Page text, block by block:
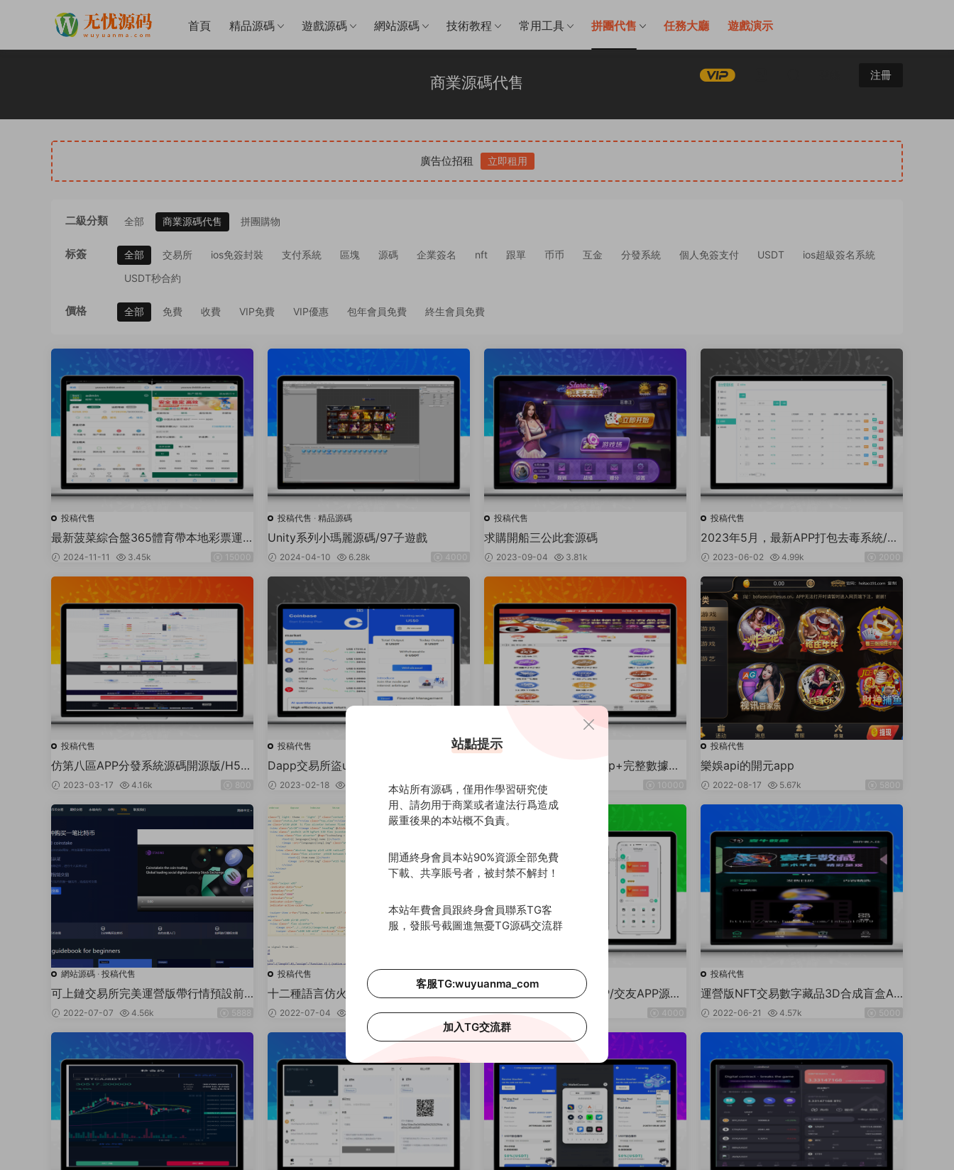
首頁 精品源碼 遊戲源碼 網站源碼 技術教程 常用工具 拼團代售 任務大廳 遊戲演示
注冊
商業源碼代售
廣告位招租 立即租用
二級分類 全部 商業源碼代售 拼團購物
标簽 全部 交易所 ios免簽封裝 支付系統 區塊 源碼 企業簽名 nft 跟單 币币 互金 分發系統 個人免簽支付 USDT
ios超級簽名系統
USDT秒合約
價格 全部 免費 收費 VIP免費 VIP優惠 包年會員免費 終生會員免費
投稿代售
最新菠菜綜合盤365體育帶本地彩票運
營級别源代碼
2024-11-11 3.45k 15000
投稿代售 · 精品源碼
Unity系列小瑪麗源碼/97子遊戲
2024-04-10 6.28k 4000
投稿代售
求購開船三公此套源碼
2023-09-04 3.81k
投稿代售
2023年5月，最新APP打包去毒系統/解
決app誤報毒/可打包app可上傳apk/自
動實現5分鍾随機更換包名和簽名V1+V2
+V3+V4簽名
2023-06-02 4.99k 2000
投稿代售
仿第八區APP分發系統源碼開源版/H5一
鍵封裝/ios免簽封裝/企業簽名/超及簽名
2023-03-17 4.16k 800
投稿代售
Dapp交易所盜u源碼/理财量化質押源
碼/多語言/uniapp/多功能源碼/K線價格/
自帶提币
2023-02-18 24000
投稿代售
二開彩票源碼/前端uniapp+完整數據
+新UI+全部私彩+控制彩種+定制開發
+完美運行
2023-02-18 10000
投稿代售
樂娛api的開元app
2022-08-17 5.67k 5800
網站源碼 · 投稿代售
可上鏈交易所完美運營版帶行情預設前
端後端代理端純源碼
2022-07-07 4.56k 5888
投稿代售
十二種語言仿火币交易所帶vue源碼 合
約 秒合約 期權 質押挖礦/帶k線預設/帶
山寨币行情走勢。ieo認購等等
2022-07-04 3888
IM即時通訊聊天社交APP/交友APP源碼
視頻聊天/三端/高仿VX/聊天語音視頻帶
短視頻
2022-06-21 5.38k 4000
投稿代售
運營版NFT交易數字藏品3D合成盲盒AP
P系統源碼/去中心化藝術品二級市場商
城
2022-06-21 4.57k 5000
站點提示
本站所有源碼，僅用作學習研究使
用、請勿用于商業或者違法行爲造成
嚴重後果的本站概不負責。
開通終身會員本站90%資源全部免費
下載、共享賬号者，被封禁不解封！
本站年費會員跟終身會員聯系TG客
服，發賬号截圖進無憂TG源碼交流群
客服TG:wuyuanma_com
加入TG交流群